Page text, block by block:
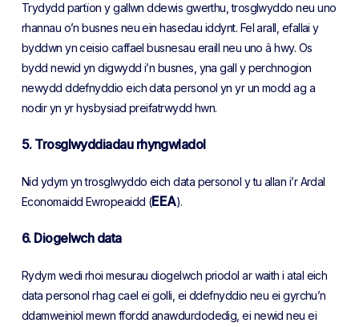
Trydydd partïon y gallwn ddewis gwerthu, trosglwyddo neu uno
rhannau o’n busnes neu ein hasedau iddynt. Fel arall, efallai y
byddwn yn ceisio caffael busnesau eraill neu uno â hwy. Os
bydd newid yn digwydd i’n busnes, yna gall y perchnogion
newydd ddefnyddio eich data personol yn yr un modd ag a
nodir yn yr hysbysiad preifatrwydd hwn.
5. Trosglwyddiadau rhyngwladol
Nid ydym yn trosglwyddo eich data personol y tu allan i’r Ardal
Economaidd Ewropeaidd (EEA).
6. Diogelwch data
Rydym wedi rhoi mesurau diogelwch priodol ar waith i atal eich
data personol rhag cael ei golli, ei ddefnyddio neu ei gyrchu’n
ddamweiniol mewn ffordd anawdurdodedig, ei newid neu ei